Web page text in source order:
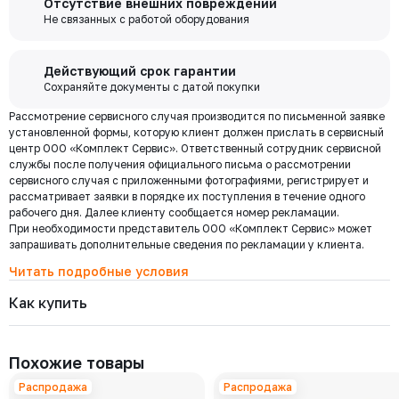
7528-080-16
Давление номинальноеДиаметр номинальный
64 870 ₽
7528-065-16
Давление номинальное
РУ 16
Диаметр номинальный
ДУ 65
Наличие
Есть
Цена с НДС
49 391 ₽ Купить
7528-050-40
Давление номинальноеДиаметр номинальныйНаличие
Цена с НДС Купить
РУ 40
Цена с НДС
выходя из дома переводите деньги со счета на счет, оплачивайте
покупки и выполняйте другие банковские операции.
Обмен документами через Диадок это обмен и подписание
любых документов без дублирования на бумаге. Приглашаем Вас
приступить к работе по обмену документами в электронном
виде.
Подробнее
забор груза в выбранной вами транспортной компании.
Бесплатная
доставка по
Москве и
области при
заказе от 30
000 ₽
Региональная доставка
Мы стремимся сократить издержки по доставке заказов для наших
клиентов!
Москве. Условия доставки до терминалов ТК в других городах
терминала ТК оплачиваются отдельно.
Отсутствие внешних повреждений
Не связанных с работой оборудования
Действующий срок гарантии
Сохраняйте документы с датой покупки
Рассмотрение сервисного случая производится по письменной заявке
установленной формы, которую клиент должен прислать в сервисный
центр ООО «Комплект Сервис». Ответственный сотрудник сервисной
службы после получения официального письма о рассмотрении
сервисного случая с приложенными фотографиями, регистрирует и
рассматривает заявки в порядке их поступления в течение одного
рабочего дня. Далее клиенту сообщается номер рекламации.
При необходимости представитель ООО «Комплект Сервис» может
запрашивать дополнительные сведения по рекламации у клиента.
Читать подробные условия
Как купить
Похожие товары
Распродажа Распродажа